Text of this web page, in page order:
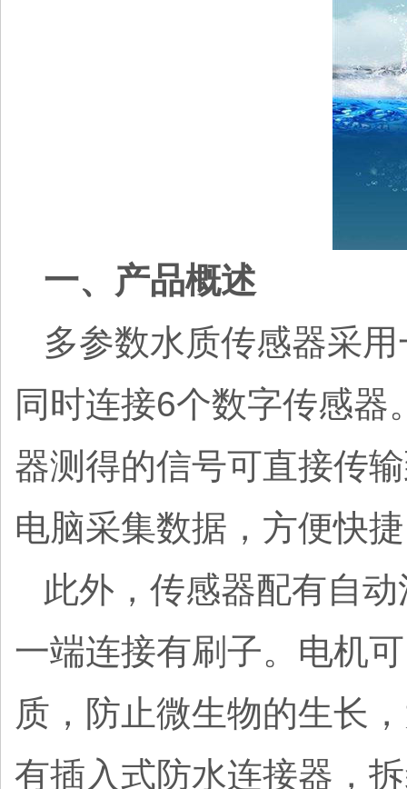
一、产品概述
多参数水质传感器采
同时连接6个数字传感
器测得的信号可直接传
电脑采集数据，方便快
此外，传感器配有自
一端连接有刷子。电机
质，防止微生物的生长
有插入式防水连接器，